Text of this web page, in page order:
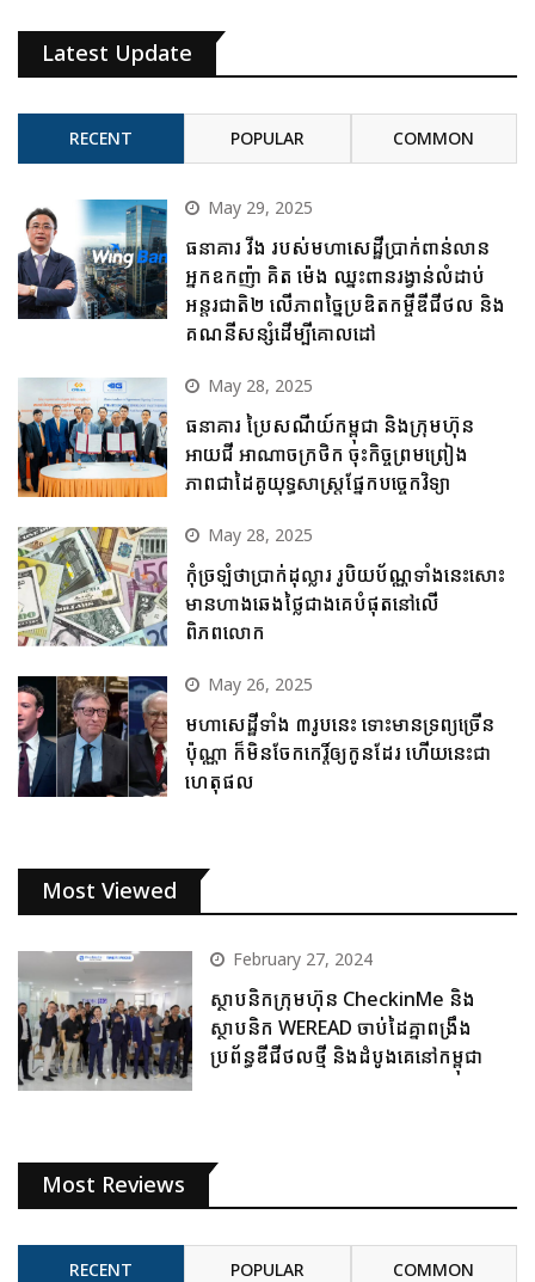
Latest Update
RECENT POPULAR COMMON
May 29, 2025
ធនាគារ វីង របស់មហាសេដ្ឋីប្រាក់ពាន់លាន
អ្នកឧកញ៉ា គិត ម៉េង ឈ្នះពានរង្វាន់លំដាប់
អន្តរជាតិ២ លើភាពច្នៃប្រឌិតកម្ចីឌីជីថល និង
គណនីសន្សំដើម្បីគោលដៅ
May 28, 2025
ធនាគារ ប្រៃសណីយ៍កម្ពុជា និងក្រុមហ៊ុន
អាយជី អាណាចក្រថិក ចុះកិច្ចព្រមព្រៀង
ភាពជាដៃគូយុទ្ធសាស្ត្រផ្នែកបច្ចេកវិទ្យា
May 28, 2025
កុំច្រឡំថាប្រាក់ដុល្លារ រូបិយប័ណ្ណទាំងនេះសោះ
មានហាងឆេងថ្លៃជាងគេបំផុតនៅលើ
ពិភពលោក
May 26, 2025
មហាសេដ្ឋីទាំង ៣រូបនេះ ទោះមានទ្រព្យច្រើន
ប៉ុណ្ណា ក៏មិនចែកកេរ្តិ៍ឲ្យកូនដែរ ហើយនេះជា
ហេតុផល
Most Viewed
February 27, 2024
ស្ថាបនិកក្រុមហ៊ុន CheckinMe និង
ស្ថាបនិក WEREAD ចាប់ដៃគ្នាពង្រឹង
ប្រព័ន្ធឌីជីថលថ្មី និងដំបូងគេនៅកម្ពុជា
Most Reviews
RECENT POPULAR COMMON